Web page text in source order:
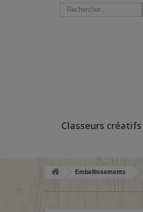
Classeurs créatifs
Embellissements